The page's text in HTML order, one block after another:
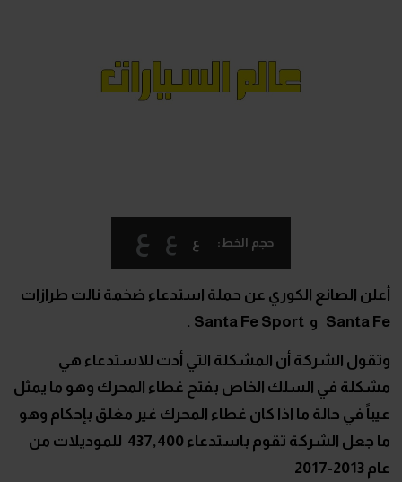
حجم الخط: ع ع ع
أعلن الصانع الكوري عن حملة استدعاء ضخمة نالت طرازات
Santa Fe و Santa Fe Sport .
وتقول الشركة أن المشكلة التي أدت للاستدعاء هي
مشكلة في السلك الخاص بفتح غطاء المحرك وهو ما يمثل
عيباً في حالة ما اذا كان غطاء المحرك غير مغلق بإحكام وهو
ما جعل الشركة تقوم باستدعاء 437,400 للموديلات من
عام 2013-2017